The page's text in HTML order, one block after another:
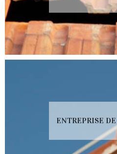
ENTREPRISE